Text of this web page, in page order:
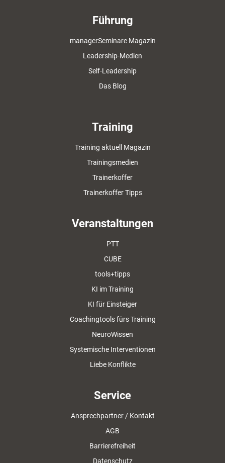
Führung
managerSeminare Magazin
Leadership-Medien
Self-Leadership
Das Blog
Training
Training aktuell Magazin
Trainingsmedien
Trainerkoffer
Trainerkoffer Tipps
Veranstaltungen
PTT
CUBE
tools+tipps
KI im Training
KI für Einsteiger
Coachingtools fürs Training
NeuroWissen
Systemische Interventionen
Liebe Konflikte
Service
Ansprechpartner / Kontakt
AGB
Barrierefreiheit
Datenschutz